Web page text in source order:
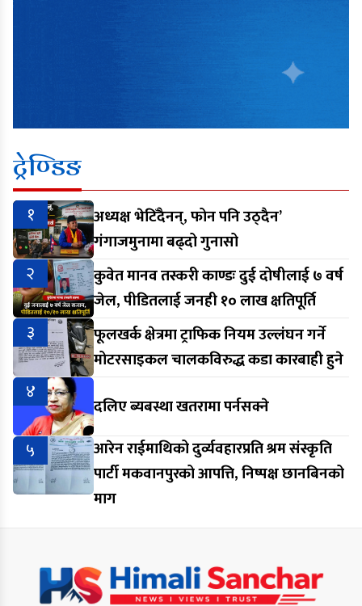
ट्रेण्डिङ
१
अध्यक्ष भेटिँदैनन्, फोन पनि उठ्दैन’
गंगाजमुनामा बढ्दो गुनासो
२
कुवेत मानव तस्करी काण्डः दुई दोषीलाई ७ वर्ष
जेल, पीडितलाई जनही १० लाख क्षतिपूर्ति
३
फूलखर्क क्षेत्रमा ट्राफिक नियम उल्लंघन गर्ने
मोटरसाइकल चालकविरुद्ध कडा कारबाही हुने
४
दलिए ब्यबस्था खतरामा पर्नसक्ने
५
आरेन राईमाथिको दुर्व्यवहारप्रति श्रम संस्कृति
पार्टी मकवानपुरको आपत्ति, निष्पक्ष छानबिनको
माग